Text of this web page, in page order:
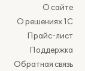
О сайте
О решениях 1С
Прайс-лист
Поддержка
Обратная связь